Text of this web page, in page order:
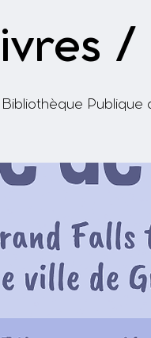
/
Bibliothèque Publique